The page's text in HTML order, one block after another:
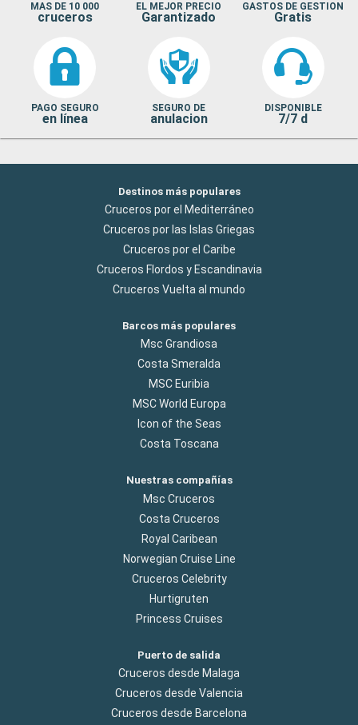
MAS DE 10 000
cruceros
EL MEJOR PRECIO
Garantizado
GASTOS DE GESTION
Gratis
PAGO SEGURO
en línea
SEGURO DE
anulacion
DISPONIBLE
7/7 d
Destinos más populares
Cruceros por el Mediterráneo
Cruceros por las Islas Griegas
Cruceros por el Caribe
Cruceros Flordos y Escandinavia
Cruceros Vuelta al mundo
Barcos más populares
Msc Grandiosa
Costa Smeralda
MSC Euribia
MSC World Europa
Icon of the Seas
Costa Toscana
Nuestras compañías
Msc Cruceros
Costa Cruceros
Royal Caribean
Norwegian Cruise Line
Cruceros Celebrity
Hurtigruten
Princess Cruises
Puerto de salida
Cruceros desde Malaga
Cruceros desde Valencia
Cruceros desde Barcelona